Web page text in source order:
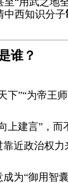
中西知识分子
谁？
下”“为帝王
上建言”，而
靠近政治权
成为“御用智